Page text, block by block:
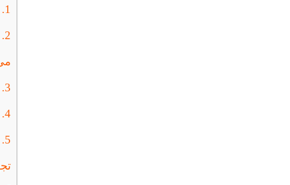
1. سقوط یک قدم اشتباه، یک فاجعه بزرگ
3. بلند کردن دریچه کمرتان را به خطر نیندازید
4. غرق شدن وقتی آب غافلگیرتان می‌کند
5. ترافیک خطری که از بیرون می‌آید